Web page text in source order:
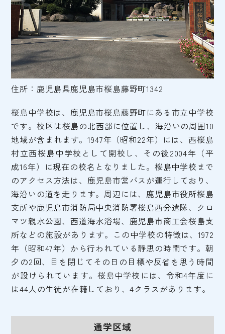
住所：鹿児島県鹿児島市桜島藤野町1342
桜島中学校は、鹿児島市桜島藤野町にある市立中学校
です。校区は桜島の北西部に位置し、海沿いの周囲10
地域が含まれます。1947年（昭和22年）には、西桜島
村立西桜島中学校として開校し、その後2004年（平
成16年）に現在の校名となりました。桜島中学校まで
のアクセス方法は、鹿児島市営バスが運行しており、
海沿いの道を走ります。周辺には、鹿児島市役所桜島
支所や鹿児島市消防局中央消防署桜島西分遣隊、クロ
マツ親水公園、西道海水浴場、鹿児島市商工会桜島支
所などの施設があります。この中学校の特徴は、1972
年（昭和47年）から行われている静思の時間です。朝
夕の2回、目を閉じてその日の目標や反省を思う時間
が設けられています。桜島中学校には、令和4年度に
は44人の生徒が在籍しており、4クラスがあります。
通学区域